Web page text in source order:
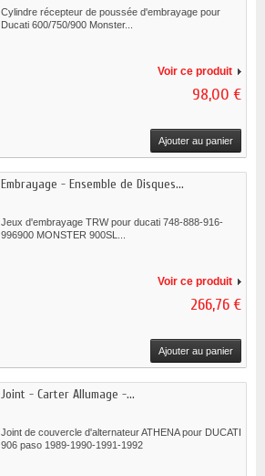
Cylindre récepteur de poussée d'embrayage pour
Ducati 600/750/900 Monster...
Voir ce produit
98,00 €
Ajouter au panier
Embrayage - Ensemble de Disques...
Jeux d'embrayage TRW pour ducati 748-888-916-
996900 MONSTER 900SL...
Voir ce produit
266,76 €
Ajouter au panier
Joint - Carter Allumage -...
Joint de couvercle d'alternateur ATHENA pour DUCATI
906 paso 1989-1990-1991-1992